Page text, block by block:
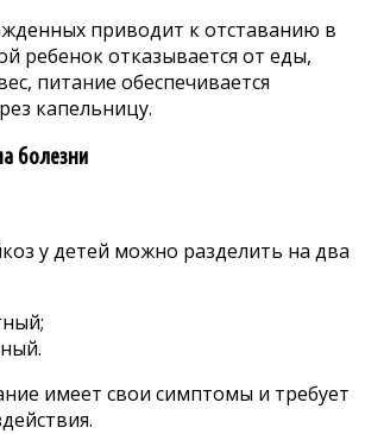
приводит к отставанию в
ребенок отказывается от еды,
питание обеспечивается
капельницу.
болезни
у детей можно разделить на два
имеет свои симптомы и требует